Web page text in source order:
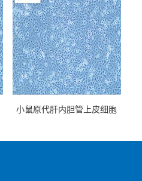
小鼠原代肝内胆管上皮细胞